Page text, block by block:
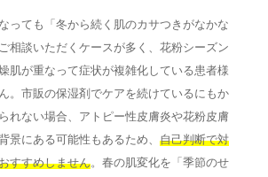
っても「冬から続く肌のカサつきがなかな
相談いただくケースが多く、花粉シーズン
肌が重なって症状が複雑化している患者様
。市販の保湿剤でケアを続けているにもか
れない場合、アトピー性皮膚炎や花粉皮膚
景にある可能性もあるため、 自己判断で対
すすめしません。春の肌変化を「季節のせ